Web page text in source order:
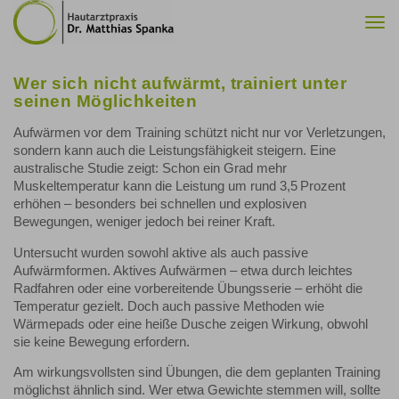
Wer sich nicht aufwärmt, trainiert unter
seinen Möglichkeiten
Aufwärmen vor dem Training schützt nicht nur vor Verletzungen,
sondern kann auch die Leistungsfähigkeit steigern. Eine
australische Studie zeigt: Schon ein Grad mehr
Muskeltemperatur kann die Leistung um rund 3,5 Prozent
erhöhen – besonders bei schnellen und explosiven
Bewegungen, weniger jedoch bei reiner Kraft.
Untersucht wurden sowohl aktive als auch passive
Aufwärmformen. Aktives Aufwärmen – etwa durch leichtes
Radfahren oder eine vorbereitende Übungsserie – erhöht die
Temperatur gezielt. Doch auch passive Methoden wie
Wärmepads oder eine heiße Dusche zeigen Wirkung, obwohl
sie keine Bewegung erfordern.
Am wirkungsvollsten sind Übungen, die dem geplanten Training
möglichst ähnlich sind. Wer etwa Gewichte stemmen will, sollte